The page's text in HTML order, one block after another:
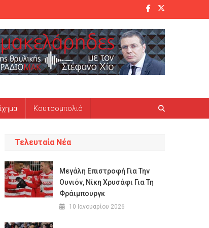
Κουτσομπολιό
Τελευταία Νέα
Μεγάλη Επιστροφή Για Την
Ουνιόν, Νίκη Χρυσάφι Για Τη
Φράιμπουργκ
10 Ιανουαρίου 2026